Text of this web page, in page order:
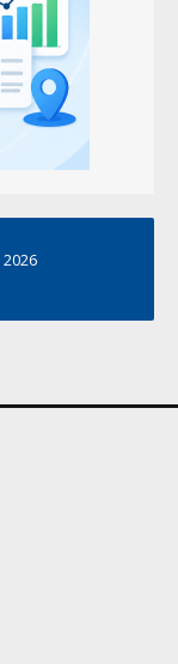
2026